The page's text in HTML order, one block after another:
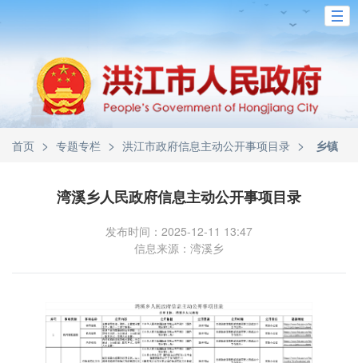
首页 > 专题专栏 > 洪江市政府信息主动公开事项目录 > 乡镇
湾溪乡人民政府信息主动公开事项目录
发布时间：2025-12-11 13:47
信息来源：湾溪乡